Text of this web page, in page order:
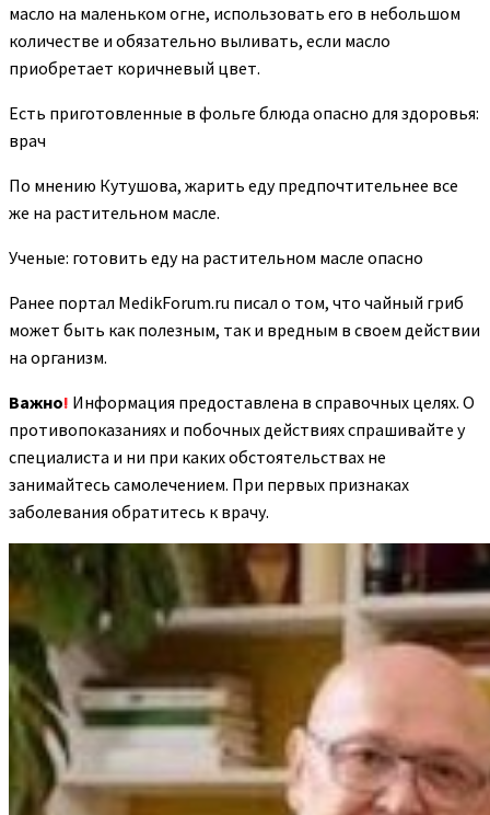
масло на маленьком огне, использовать его в небольшом
количестве и обязательно выливать, если масло
приобретает коричневый цвет.
Есть приготовленные в фольге блюда опасно для здоровья:
врач
По мнению Кутушова, жарить еду предпочтительнее все
же на растительном масле.
Ученые: готовить еду на растительном масле опасно
Ранее портал MedikForum.ru писал о том, что чайный гриб
может быть как полезным, так и вредным в своем действии
на организм.
Важно! Информация предоставлена в справочных целях. О
противопоказаниях и побочных действиях спрашивайте у
специалиста и ни при каких обстоятельствах не
занимайтесь самолечением. При первых признаках
заболевания обратитесь к врачу.